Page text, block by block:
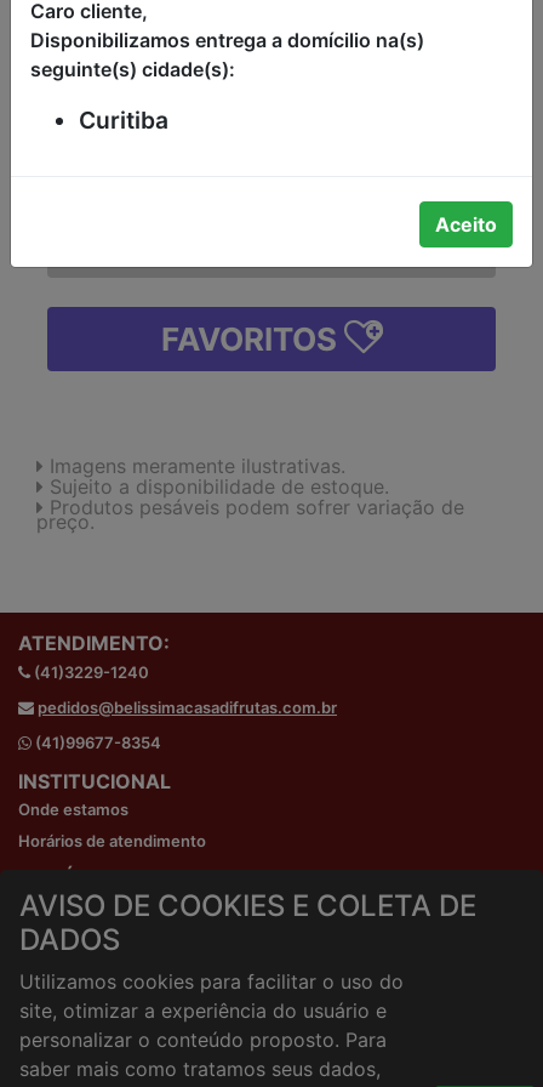
LIFE KODILAR PACOTE 500G
-
-
FAVORITOS
Imagens meramente ilustrativas.
Sujeito a disponibilidade de estoque.
Produtos pesáveis podem sofrer variação de
preço.
Caro cliente,
Disponibilizamos entrega a domícilio na(s)
seguinte(s) cidade(s):
Curitiba
Aceito
AVISO DE COOKIES E COLETA DE
DADOS
Utilizamos cookies para facilitar o uso do
site, otimizar a experiência do usuário e
personalizar o conteúdo proposto. Para
saber mais como tratamos seus dados,
ATENDIMENTO:
(41)3229-1240
pedidos@belissimacasadifrutas.com.br
(41)99677-8354
INSTITUCIONAL
Onde estamos
Horários de atendimento
HORÁRIOS E ENTREGA
Formas de Pagamento
Horários de Entrega
Cidades Atendidas
ACESSO RÁPIDO
Termos de uso